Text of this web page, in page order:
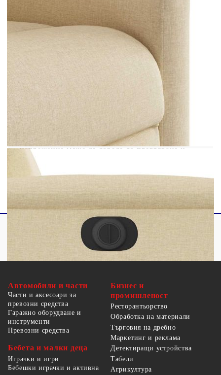
Макс. капацитет на тегло: 110 кг
Необходим е монтаж
Този уред може да се използва от деца на
възраст от 8 години и нагоре, както и от лица с
намалени физически, сетивни или умствени
способности или с липса на опит и познания,
ако са получили надзор или инструкции
относно използването на уреда по безопасен
начин и разбират свързаните с него опасности.
Децата не трябва да си играят с уреда. Децата
не трябва да извършват почистване и
поддръжка без надзор. Моля, обърнете
внимание да използвате само сертифициран
вход за постоянен ток 5V. По-високото
напрежение може да доведе до прегряване и
повреда на устройството и потенциален риск от
пожар.
Автомобили и части
Части и аксесоари за
превозни средства
Гаражно оборудване и
инструменти
Превозни средства
Бебета и малки деца
Играчки и игри
Бебешки играчки и активна
Бизнес и
промишленост
Ресторантьорство
Обработка на материали
Търговия на дребно
Маркетинг и реклама
Детектиращи устройства
Табели
Агрикултура